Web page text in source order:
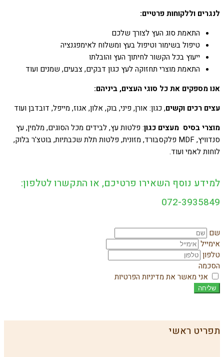
לנגרים וללקוחות פרטיים:
התאמת סוג העץ לצורך שלכם
טיפול בשימור וטיפול בעץ ומשלוח לאימפגנציה
ייעוץ בכל הקשור לחיתוך העץ והובלתו
התאמת מוצרי תחזוקה לעץ כגון דבקים, צבעים, שמנים ועוד
אנו מספקים את כל סוגי העצים, ביניהם:
עצים רכים וקשים, כגון: אורן, פיני, בוק, אלון, אגוז, מייפל, דובדבן ועוד
מוצרי בסיס מעצים כגון: פלטות עץ, לבידים מכל הסוגים, מלמין, עץ
סנדוויץ, MDF פלקסבורד, מזונית, פלטות תלת שכבתיות, בוטצ'ר בלוק,
לוחות לאמי ועוד.
למידע נוסף השאירו פרטיכם, או התקשרו לטלפון:
072-3935849
שם
אימייל
טלפון
הסכמה
אני מאשר את מדיניות הפרטיות
שליחה
תפריט ראשי